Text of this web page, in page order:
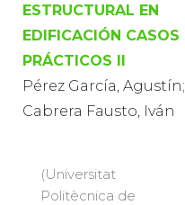
ESTRUCTURAL EN
EDIFICACIÓN CASOS
PRÁCTICOS II
Pérez García, Agustín;
Cabrera Fausto, Iván
(Universitat
Politècnica de